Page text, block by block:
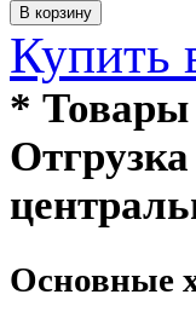
Купить
*
Основные